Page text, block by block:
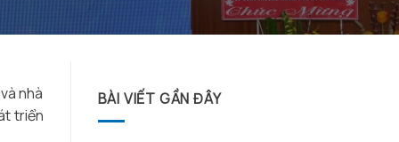
nhà
triển
BÀI VIẾT GẦN ĐÂY